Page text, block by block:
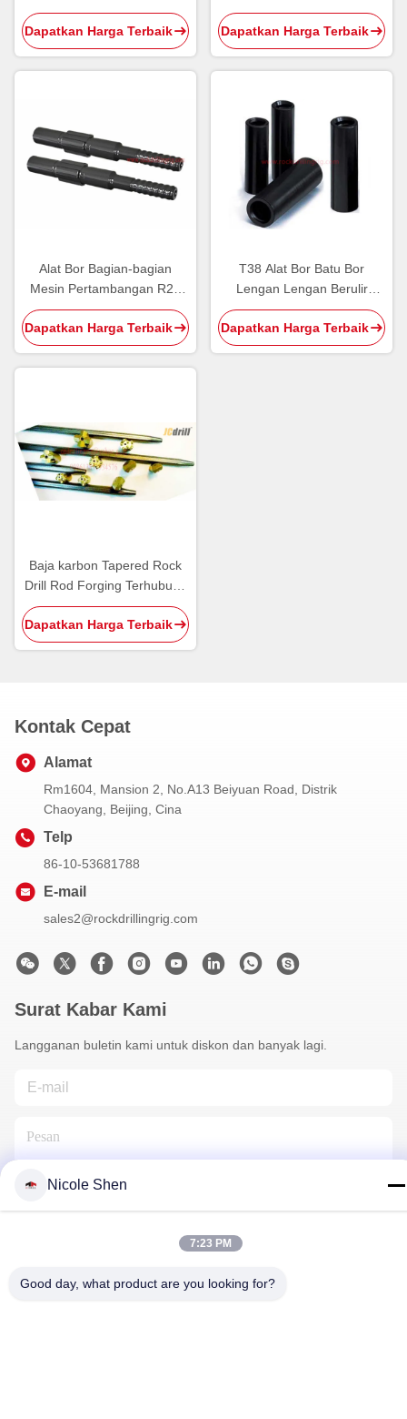
Sandvik Drilling Tool
Dapatkan Harga Terbaik
Ekstensi Untuk
Penambangan / Peledakan
Dapatkan Harga Terbaik
Alat Bor Bagian-bagian
Mesin Pertambangan R28
T38 T45 ST58 Shank
Adapter Carbon Steel
Dapatkan Harga Terbaik
T38 Alat Bor Batu Bor
Lengan Lengan Berulir
Lengan Kopling Warna
Hitam
Dapatkan Harga Terbaik
Baja karbon Tapered Rock
Drill Rod Forging Terhubung
Dengan Tombol Bits
Dapatkan Harga Terbaik
Kontak Cepat
Alamat
Rm1604, Mansion 2, No.A13 Beiyuan Road, Distrik
Chaoyang, Beijing, Cina
Telp
86-10-53681788
E-mail
sales2@rockdrillingrig.com
Surat Kabar Kami
Langganan buletin kami untuk diskon dan banyak lagi.
Nicole Shen
7:23 PM
Good day, what product are you looking for?